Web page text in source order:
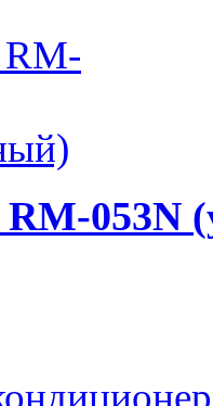
053N